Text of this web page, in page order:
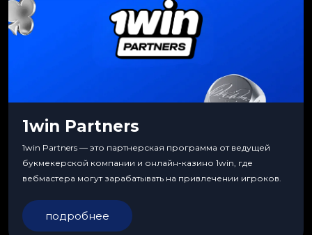
1win Partners
1win Partners — это партнерская программа от ведущей
букмекерской компании и онлайн-казино 1win, где
вебмастера могут зарабатывать на привлечении игроков.
подробнее